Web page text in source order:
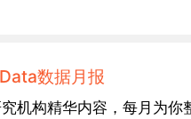
数据月报
机构精华内容，每月为你